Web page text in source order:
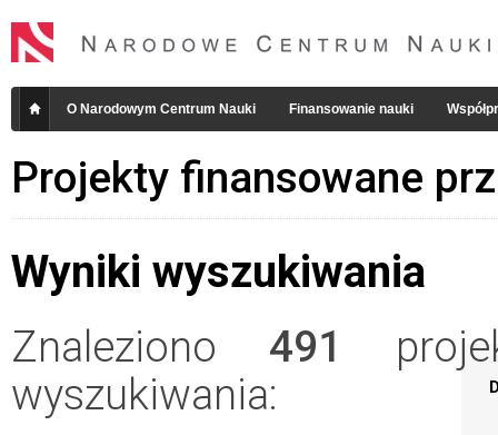
O Narodowym Centrum Nauki Finansowanie nauki
Projekty finansowane
Wyniki wyszukiwania
Znaleziono 491
wyszukiwania: